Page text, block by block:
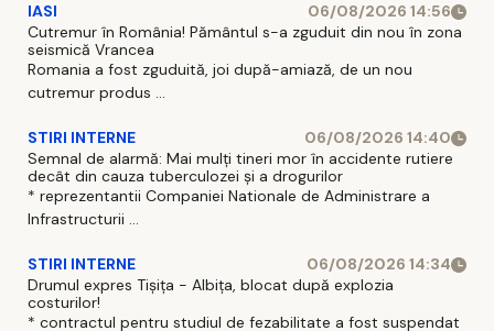
IASI
06/08/2026 14:56
Cutremur în România! Pământul s-a zguduit din nou în zona
seismică Vrancea
Romania a fost zguduită, joi după-amiază, de un nou
cutremur produs ...
STIRI INTERNE
06/08/2026 14:40
Semnal de alarmă: Mai mulți tineri mor în accidente rutiere
decât din cauza tuberculozei și a drogurilor
* reprezentantii Companiei Nationale de Administrare a
Infrastructurii ...
STIRI INTERNE
06/08/2026 14:34
Drumul expres Tișița - Albița, blocat după explozia
costurilor!
* contractul pentru studiul de fezabilitate a fost suspendat